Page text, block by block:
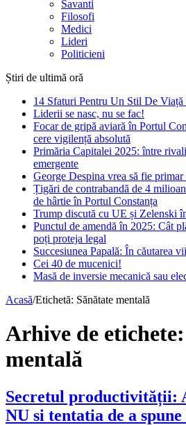
Savanti
Filosofi
Medici
Lideri
Politicieni
Știri de ultimă oră
14 Sfaturi Pentru Un Stil De Viață
Liderii se nasc, nu se fac!
Focar de gripă aviară în Portul
cere vigilență absolută
Primăria Capitalei 2025: între
emergente
George Despina vrea să fie
Țigări de contrabandă de 4
de hârtie în Portul Constanța
Trump discută cu UE și Zelenski
Punctul de amendă în 2025: Cât
poți proteja legal
Succesiunea Papală: În căutarea
Cei 40 de mucenici!
Masă de inversie mecanică sau
Acasă/Etichetă: Sănătate mentală
Arhive de etichete:
mentală
Secretul productivității:
NU si tentatia de a